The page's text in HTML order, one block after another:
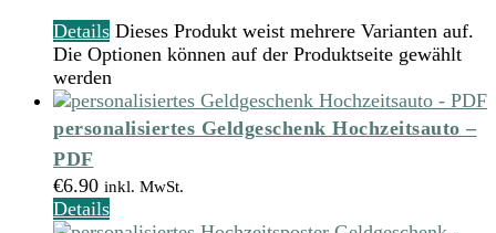
Details Dieses Produkt weist mehrere Varianten auf.
Die Optionen können auf der Produktseite gewählt
werden
personalisiertes Geldgeschenk Hochzeitsauto –
PDF
€6.90 inkl. MwSt.
Details